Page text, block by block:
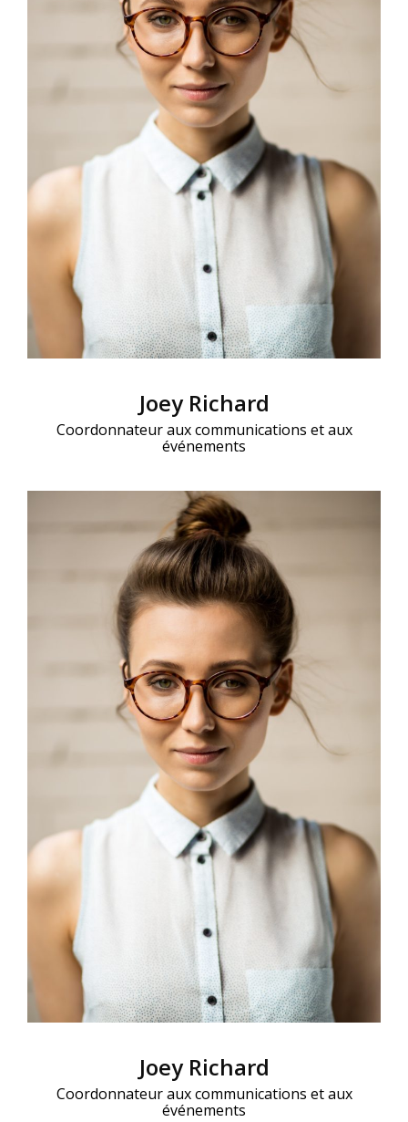
Joey Richard
Coordonnateur aux communications et aux
événements
Joey Richard
Coordonnateur aux communications et aux
événements